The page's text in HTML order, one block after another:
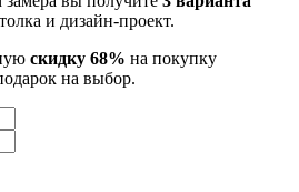
и дизайн-проект.
скидку 68% на покупку
на выбор.